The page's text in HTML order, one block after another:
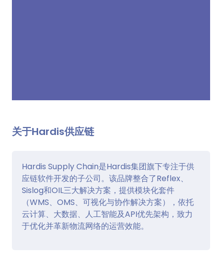
关于Hardis供应链
Hardis Supply Chain是Hardis集团旗下专注于供
应链软件开发的子公司。该品牌整合了Reflex、
Sislog和OIL三大解决方案，提供模块化套件
（WMS、OMS、可视化与协作解决方案），依托
云计算、大数据、人工智能及API优先架构，致力
于优化并革新物流网络的运营效能。